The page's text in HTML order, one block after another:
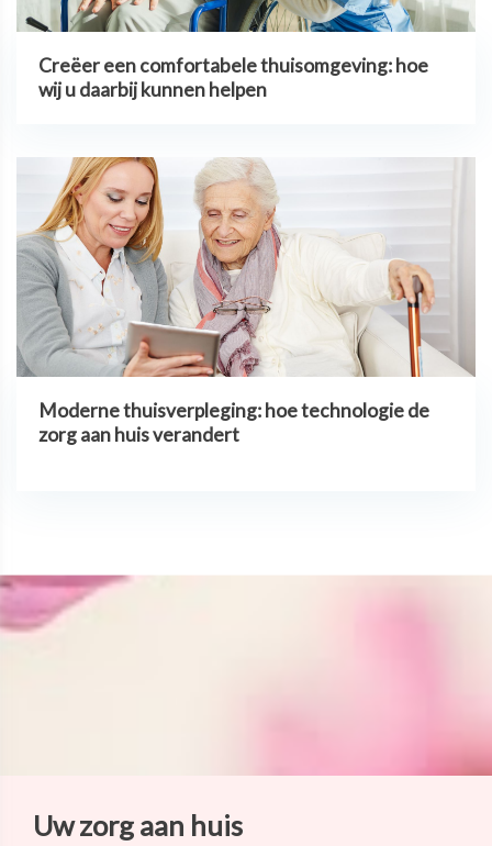
Creëer een comfortabele thuisomgeving: hoe
wij u daarbij kunnen helpen
Moderne thuisverpleging: hoe technologie de
zorg aan huis verandert
Uw zorg aan huis